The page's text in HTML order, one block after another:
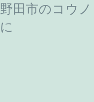
野田市のコウ
に